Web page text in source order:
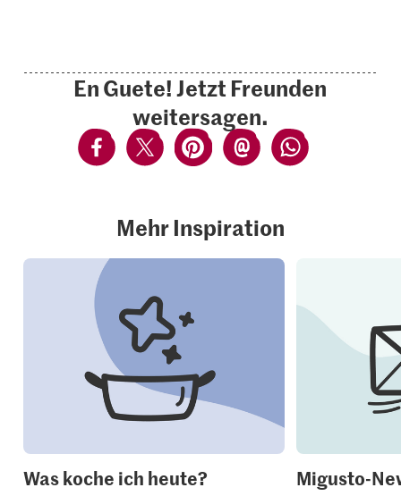
En Guete! Jetzt Freunden
weitersagen.
Mehr Inspiration
Was koche ich heute? Migusto-